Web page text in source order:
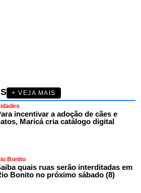
+ VEJA MAIS
incentivar a adoção de cães e
Maricá cria catálogo digital
Bonito
quais ruas serão interditadas em
Bonito no próximo sábado (8)